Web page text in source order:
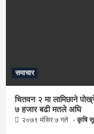
समाचार
चितवन २ मा लामिछाने
७ हजार बढी मतले अघि
२०७९ मंसिर ७ गते कृषि